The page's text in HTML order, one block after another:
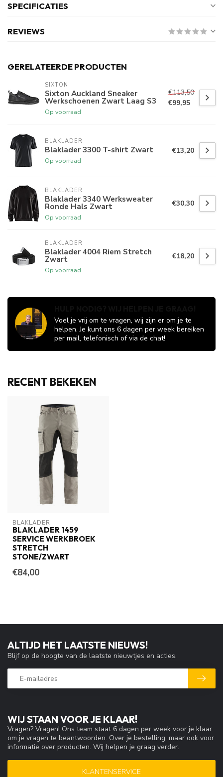
SPECIFICATIES
REVIEWS
GERELATEERDE PRODUCTEN
SIXTON
Sixton Auckland Sneaker
Werkschoenen Zwart Laag S3
Op voorraad
€113,50
€99,95
BLAKLADER
Blaklader 3300 T-shirt Zwart
Op voorraad
€13,20
BLAKLADER
Blaklader 3340 Werksweater
Ronde Hals Zwart
Op voorraad
€30,30
BLAKLADER
Blaklader 4004 Riem Stretch
Zwart
Op voorraad
€18,20
Voel je vrij om te vragen, wij zijn er om je te
helpen. Je kunt ons 6 dagen per week bereiken
per mail, telefonisch of via de chat!
RECENT BEKEKEN
BLAKLADER
BLAKLADER 1459
SERVICE WERKBROEK
STRETCH
STONE/ZWART
€84,00
WIJ STAAN VOOR JE KLAAR!
Vragen? Vragen! Ons team staat 6 dagen per week voor je klaar
om je vragen te beantwoorden. Over je bestelling, maar ook voor
informatie over producten. Wij helpen je graag verder.
KLANTENSERVICE
ALTIJD HET LAATSTE NIEUWS!
Blijf op de hoogte van de laatste nieuwtjes en acties.